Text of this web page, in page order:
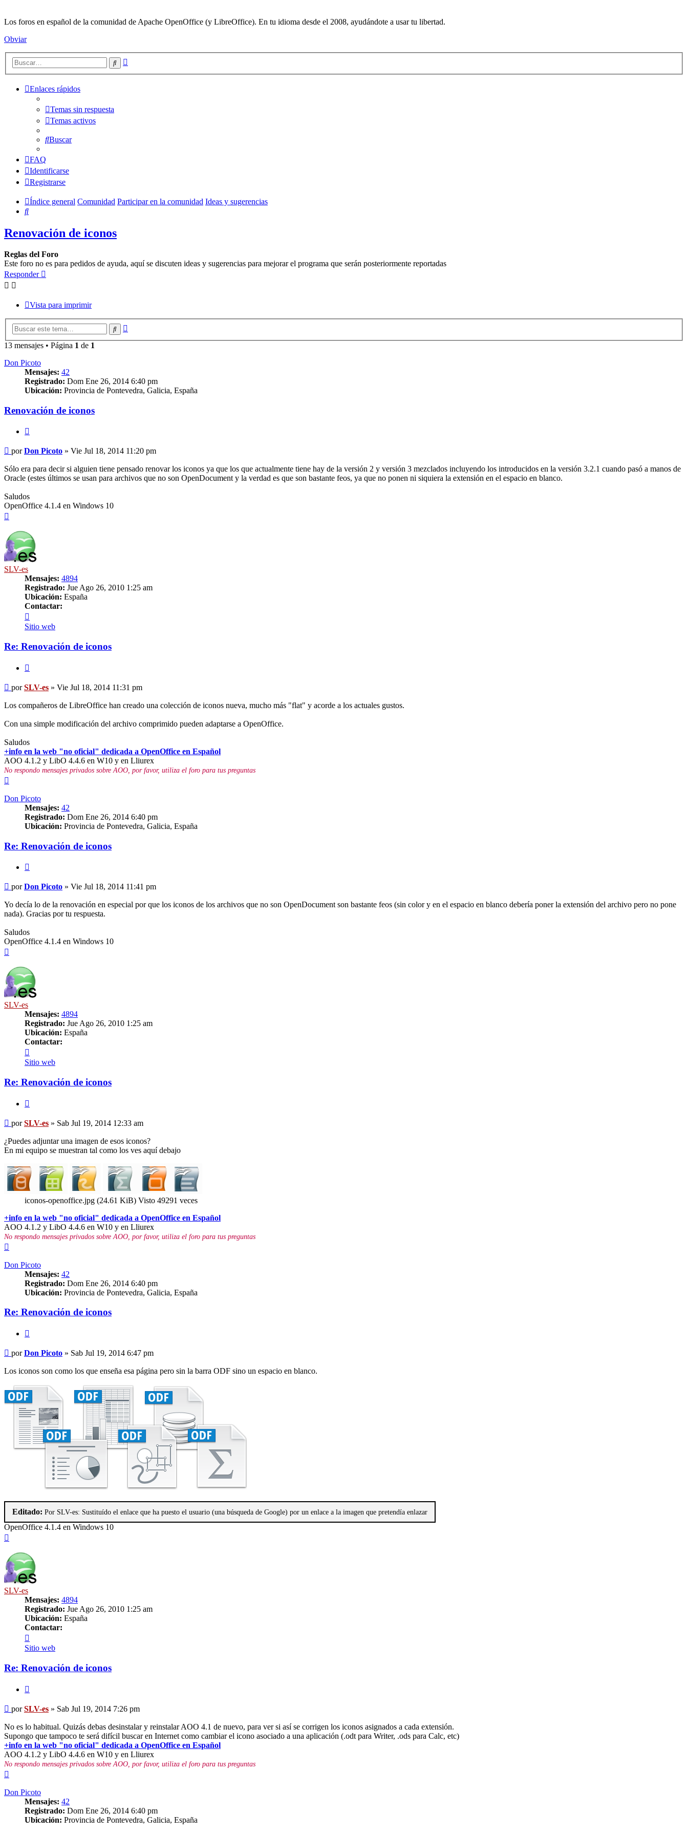
Los foros en español de la comunidad de Apache OpenOffice (y LibreOffice). En tu idioma desde el 2008, ayudándote a usar tu libertad.
Obviar
Buscar
Enlaces rápidos
Temas sin respuesta
Temas activos
Buscar
FAQ
Identificarse
Registrarse
Índice general Comunidad Participar en la comunidad Ideas y sugerencias
Buscar
Renovación de iconos
Reglas del Foro
Este foro no es para pedidos de ayuda, aquí se discuten ideas y sugerencias para mejorar el programa que serán posteriormente reportadas
Responder
Vista para imprimir
Buscar
13 mensajes • Página 1 de 1
Don Picoto
Mensajes: 42
Registrado: Dom Ene 26, 2014 6:40 pm
Ubicación: Provincia de Pontevedra, Galicia, España
Renovación de iconos
Mensaje
porDon Picoto » Vie Jul 18, 2014 11:20 pm
Sólo era para decir si alguien tiene pensado renovar los iconos ya que los que actualmente tiene hay de la versión 2 y versión 3 mezclados incluyendo los introducidos en la versión 3.2.1 cuando pasó a manos de
Oracle (estes últimos se usan para archivos que no son OpenDocument y la verdad es que son bastante feos, ya que no ponen ni siquiera la extensión en el espacio en blanco.
Saludos
OpenOffice 4.1.4 en Windows 10
SLV-es
Mensajes: 4894
Registrado: Jue Ago 26, 2010 1:25 am
Ubicación: España
Contactar:
SLV-
es
Sitio web
Re: Renovación de iconos
Mensaje
porSLV-es » Vie Jul 18, 2014 11:31 pm
Los compañeros de LibreOffice han creado una colección de iconos nueva, mucho más "flat" y acorde a los actuales gustos.
Con una simple modificación del archivo comprimido pueden adaptarse a OpenOffice.
Saludos
+info en la web "no oficial" dedicada a OpenOffice en Español
AOO 4.1.2 y LibO 4.4.6 en W10 y en Lliurex
No respondo mensajes privados sobre AOO, por favor, utiliza el foro para tus preguntas
Don Picoto
Mensajes: 42
Registrado: Dom Ene 26, 2014 6:40 pm
Ubicación: Provincia de Pontevedra, Galicia, España
Re: Renovación de iconos
Mensaje
porDon Picoto » Vie Jul 18, 2014 11:41 pm
Yo decía lo de la renovación en especial por que los iconos de los archivos que no son OpenDocument son bastante feos (sin color y en el espacio en blanco debería poner la extensión del archivo pero no pone
nada). Gracias por tu respuesta.
Saludos
OpenOffice 4.1.4 en Windows 10
SLV-es
Mensajes: 4894
Registrado: Jue Ago 26, 2010 1:25 am
Ubicación: España
Contactar:
SLV-
es
Sitio web
Re: Renovación de iconos
Mensaje
porSLV-es » Sab Jul 19, 2014 12:33 am
¿Puedes adjuntar una imagen de esos iconos?
En mi equipo se muestran tal como los ves aquí debajo
iconos-openoffice.jpg (24.61 KiB) Visto 49291 veces
+info en la web "no oficial" dedicada a OpenOffice en Español
AOO 4.1.2 y LibO 4.4.6 en W10 y en Lliurex
No respondo mensajes privados sobre AOO, por favor, utiliza el foro para tus preguntas
Don Picoto
Mensajes: 42
Registrado: Dom Ene 26, 2014 6:40 pm
Ubicación: Provincia de Pontevedra, Galicia, España
Re: Renovación de iconos
Mensaje
porDon Picoto » Sab Jul 19, 2014 6:47 pm
Los iconos son como los que enseña esa página pero sin la barra ODF sino un espacio en blanco.
Editado: Por SLV-es: Sustituído el enlace que ha puesto el usuario (una búsqueda de Google) por un enlace a la imagen que pretendía enlazar
OpenOffice 4.1.4 en Windows 10
SLV-es
Mensajes: 4894
Registrado: Jue Ago 26, 2010 1:25 am
Ubicación: España
Contactar:
SLV-
es
Sitio web
Re: Renovación de iconos
Mensaje
porSLV-es » Sab Jul 19, 2014 7:26 pm
No es lo habitual. Quizás debas desinstalar y reinstalar AOO 4.1 de nuevo, para ver si así se corrigen los iconos asignados a cada extensión.
Supongo que tampoco te será difícil buscar en Internet como cambiar el icono asociado a una aplicación (.odt para Writer, .ods para Calc, etc)
+info en la web "no oficial" dedicada a OpenOffice en Español
AOO 4.1.2 y LibO 4.4.6 en W10 y en Lliurex
No respondo mensajes privados sobre AOO, por favor, utiliza el foro para tus preguntas
Don Picoto
Mensajes: 42
Registrado: Dom Ene 26, 2014 6:40 pm
Ubicación: Provincia de Pontevedra, Galicia, España